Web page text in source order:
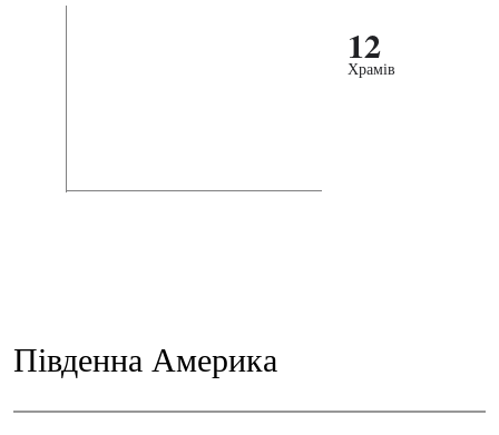
12
Храмів
Південна Америка